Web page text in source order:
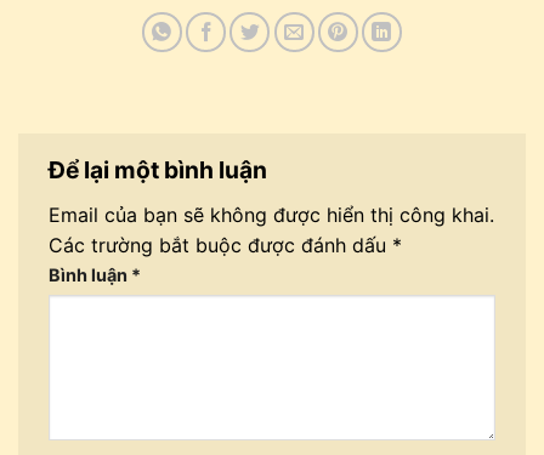
Để lại một bình luận
Email của bạn sẽ không được hiển thị công khai.
Các trường bắt buộc được đánh dấu *
Bình luận *